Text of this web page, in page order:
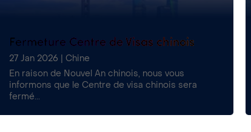
Fermeture Centre de Visas chinois
27 Jan 2026
Chine
En raison de Nouvel An chinois, nous vous
informons que le Centre de visa chinois sera
fermé...